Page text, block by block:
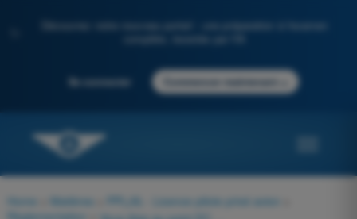
Découvrez notre nouveau portail : une préparation à l'examen
Se connecter Commencer maintenant
Home Matières PPL(A) - Licence pilote privé avion